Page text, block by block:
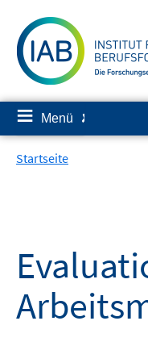
zum
Inhalt
≡ Menü ✘
Startseite